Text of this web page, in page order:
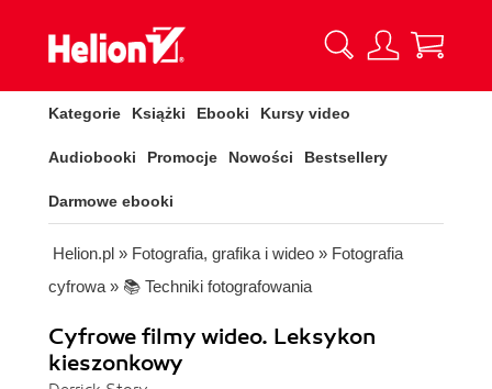
Kategorie Książki Ebooki Kursy video
Audiobooki Promocje Nowości Bestsellery
Darmowe ebooki
Helion.pl » Fotografia, grafika i wideo » Fotografia
cyfrowa » 📚 Techniki fotografowania
Cyfrowe filmy wideo. Leksykon
kieszonkowy